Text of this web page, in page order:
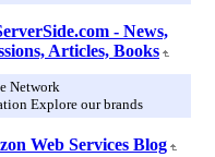
- News,
Articles, Books
Network
Explore our brands
Web Services Blog